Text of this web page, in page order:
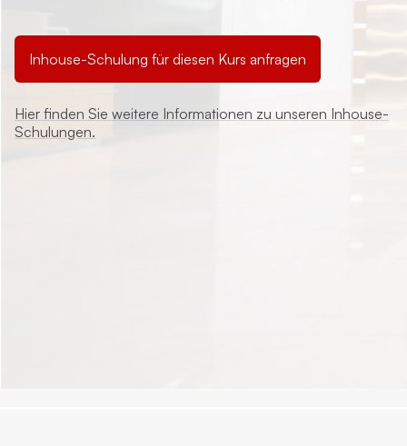
Inhouse-Schulung für diesen Kurs anfragen
Hier finden Sie weitere Informationen zu unseren Inhouse-
Schulungen.